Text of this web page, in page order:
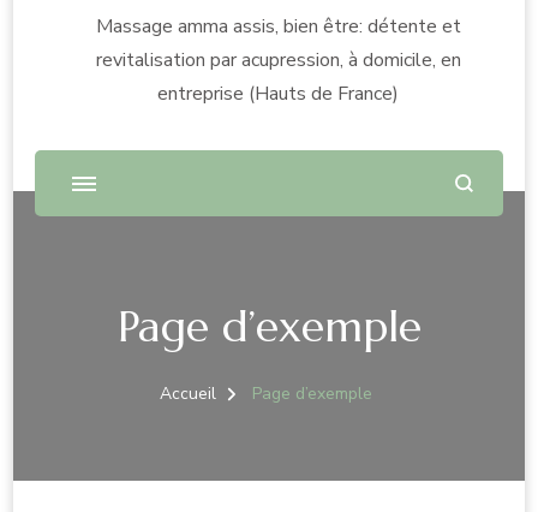
Massage amma assis, bien être: détente et
revitalisation par acupression, à domicile, en
entreprise (Hauts de France)
Page d’exemple
Accueil Page d’exemple